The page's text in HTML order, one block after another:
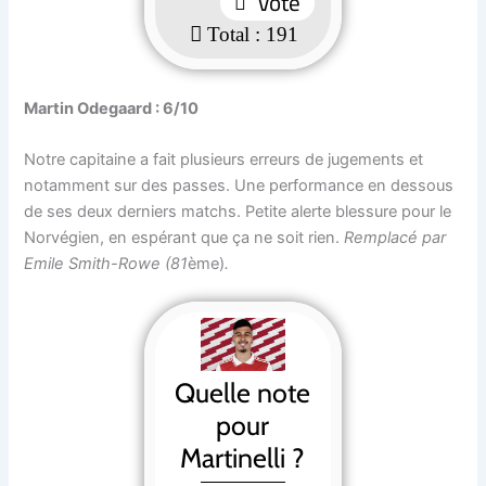
: 191
Martin Odegaard : 6/10
Notre capitaine a fait plusieurs erreurs de jugements et
notamment sur des passes. Une performance en dessous
de ses deux derniers matchs. Petite alerte blessure pour le
Norvégien, en espérant que ça ne soit rien.Remplacé par
Emile Smith-Rowe (81ème).
Quelle note
pour
Martinelli ?